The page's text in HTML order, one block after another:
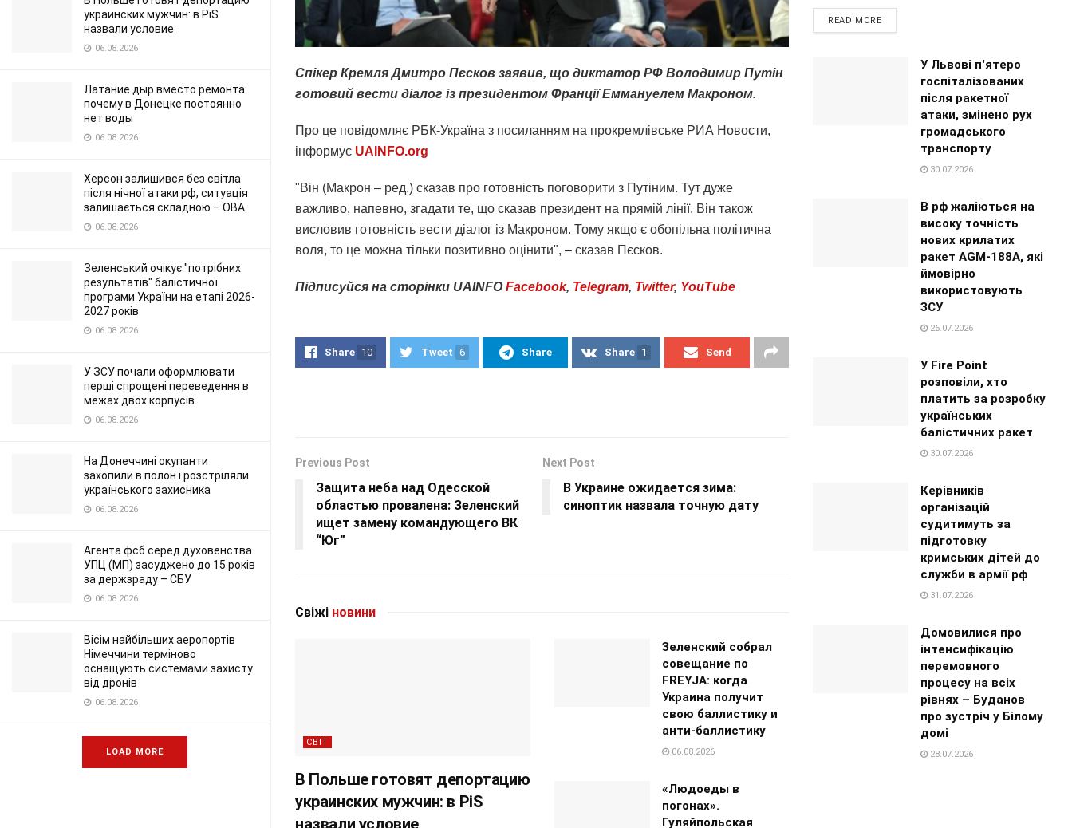
украинских мужчин: в PiS
назвали условие
06.08.2026
Латание дыр вместо ремонта:
почему в Донецке постоянно
нет воды
06.08.2026
Херсон залишився без світла
після нічної атаки рф, ситуація
залишається складною – ОВА
06.08.2026
Зеленський очікує "потрібних
результатів" балістичної
програми України на етапі 2026-
2027 років
06.08.2026
У ЗСУ почали оформлювати
перші спрощені переведення в
межах двох корпусів
06.08.2026
На Донеччині окупанти
захопили в полон і розстріляли
українського захисника
06.08.2026
Агента фсб серед духовенства
УПЦ (МП) засуджено до 15 років
за держзраду – СБУ
06.08.2026
Вісім найбільших аеропортів
Німеччини терміново
оснащують системами захисту
від дронів
06.08.2026
LOAD MORE
Спікер Кремля Дмитро Пєсков заявив, що диктатор РФ Володимир Путін
готовий вести діалог із президентом Франції Еммануелем Макроном.
Про це повідомляє РБК-Україна з посиланням на прокремлівське РИА Новости,
інформує UAINFO.org
"Він (Макрон – ред.) сказав про готовність поговорити з Путіним. Тут дуже
важливо, напевно, згадати те, що сказав президент на прямій лінії. Він також
висловив готовність вести діалог із Макроном. Тому якщо є обопільна політична
воля, то це можна тільки позитивно оцінити", – сказав Пєсков.
Підписуйся на сторінки UAINFOFacebook, Telegram, Twitter, YouTube
Share 10 Tweet 6 Share Share 1 Send
Previous Post
Защита неба над Одесской
областью провалена: Зеленский
ищет замену командующего ВК
“Юг”
Next Post
В Украине ожидается зима:
синоптик назвала точную дату
Свіжі новини
СВІТ
В Польше готовят депортацию
украинских мужчин: в PiS
назвали условие
Зеленский собрал
совещание по
FREYJA: когда
Украина получит
свою баллистику и
анти-баллистику
06.08.2026
«Людоеды в
погонах».
Гуляйпольская
READ MORE
У Львові п'ятеро
госпіталізованих
після ракетної
атаки, змінено рух
громадського
транспорту
30.07.2026
В рф жаліються на
високу точність
нових крилатих
ракет AGM-188A, які
ймовірно
використовують
ЗСУ
26.07.2026
У Fire Point
розповіли, хто
платить за розробку
українських
балістичних ракет
30.07.2026
Керівників
організацій
судитимуть за
підготовку
кримських дітей до
служби в армії рф
31.07.2026
Домовилися про
інтенсифікацію
перемовного
процесу на всіх
рівнях – Буданов
про зустріч у Білому
домі
28.07.2026